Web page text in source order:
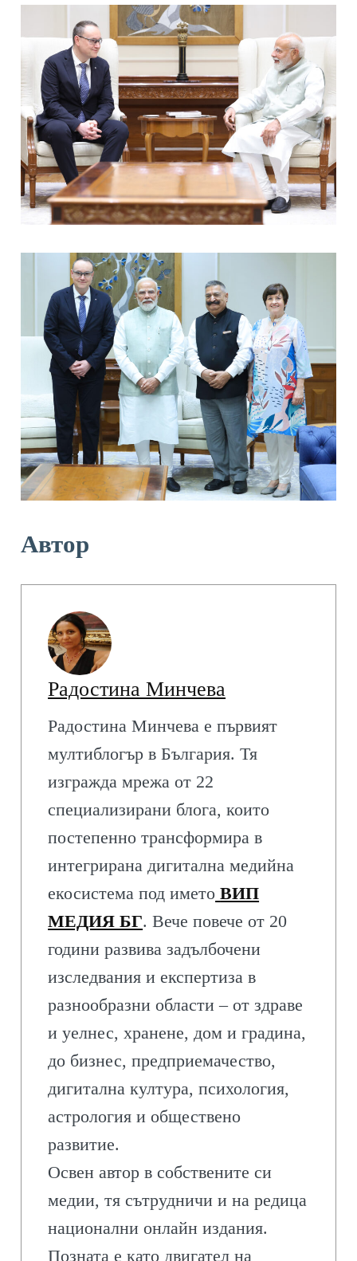
Автор
Радостина Минчева
Радостина Минчева е първият
мултиблогър в България. Тя
изгражда мрежа от 22
специализирани блога, които
постепенно трансформира в
интегрирана дигитална медийна
екосистема под името ВИП
МЕДИЯ БГ. Вече повече от 20
години развива задълбочени
изследвания и експертиза в
разнообразни области – от здраве
и уелнес, хранене, дом и градина,
до бизнес, предприемачество,
дигитална култура, психология,
астрология и обществено
развитие.
Освен автор в собствените си
медии, тя сътрудничи и на редица
национални онлайн издания.
Позната е като двигател на